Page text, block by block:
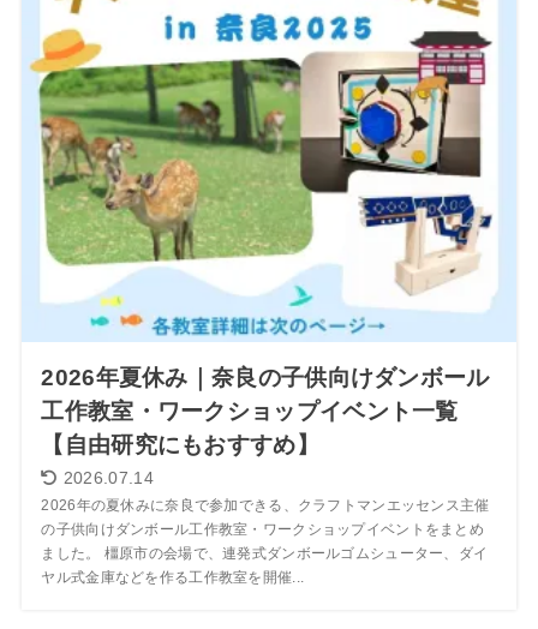
2026年夏休み｜奈良の子供向けダンボール
工作教室・ワークショップイベント一覧
【自由研究にもおすすめ】
2026.07.14
2026年の夏休みに奈良で参加できる、クラフトマンエッセンス主催
の子供向けダンボール工作教室・ワークショップイベントをまとめ
ました。 橿原市の会場で、連発式ダンボールゴムシューター、ダイ
ヤル式金庫などを作る工作教室を開催...